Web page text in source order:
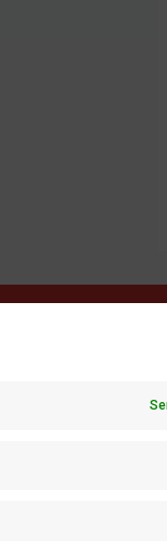
- Immobiliare Novara